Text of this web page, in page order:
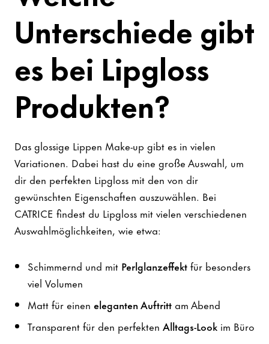
Unterschiede gibt
es bei Lipgloss
Produkten?
Das glossige Lippen Make-up gibt es in vielen
Variationen. Dabei hast du eine große Auswahl, um
dir den perfekten Lipgloss mit den von dir
gewünschten Eigenschaften auszuwählen. Bei
CATRICE findest du Lipgloss mit vielen verschiedenen
Auswahlmöglichkeiten, wie etwa:
Schimmernd und mit Perlglanzeffektfür besonders
viel Volumen
Matt für einen eleganten Auftritt am Abend
Transparent für den perfekten Alltags-Look im Büro